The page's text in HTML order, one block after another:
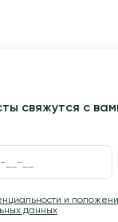
свяжутся с
и
данных